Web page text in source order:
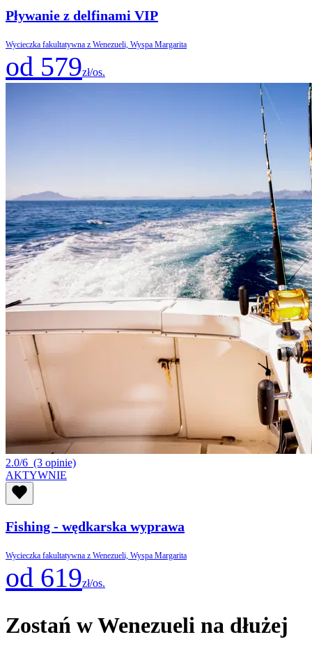
Pływanie z delfinami VIP
Wycieczka fakultatywna z Wenezueli, Wyspa Margarita
od 579zł/os.
2.0/6 (3 opinie)
AKTYWNIE
Fishing - wędkarska wyprawa
Wycieczka fakultatywna z Wenezueli, Wyspa Margarita
od 619zł/os.
Zostań w Wenezueli na dłużej